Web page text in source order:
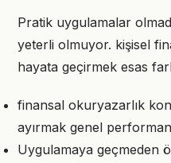
Pratik uygulamalar
yeterli olmuyor. kişisel
hayata geçirmek esas
finansal okuryazarlık
ayırmak genel
Uygulamaya geçmeden